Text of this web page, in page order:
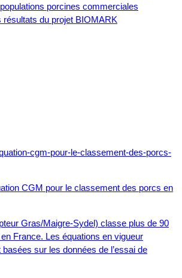
porcines commerciales
du projet BIOMARK
CGM pour le classement des porcs en
Gras/Maigre-Sydel) classe plus de 90
France. Les équations en vigueur
basées sur les données de l’essai de